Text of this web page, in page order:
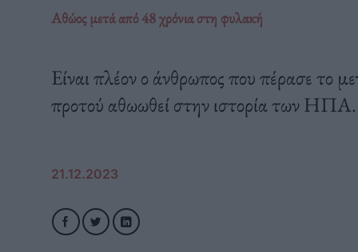
Αθώος μετά από 48 χρόνια στη φυλακή
Eίναι πλέον ο άνθρωπος που πέρασε το
προτού αθωωθεί στην ιστορία των ΗΠΑ.
21.12.2023